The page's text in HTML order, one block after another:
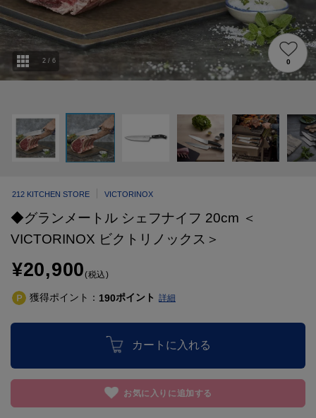
2 / 6 0
212 KITCHEN STORE VICTORINOX
◆グランメートル シェフナイフ 20cm ＜
VICTORINOX ビクトリノックス＞
¥20,900(税込)
獲得ポイント： 190ポイント 詳細
カートに入れる
お気に入りに追加する